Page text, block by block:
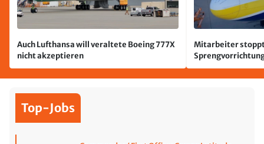
Auch Lufthansa will veraltete Boeing 777X
nicht akzeptieren
Mitarbeiter
Leipzig/Halle
Top-Jobs